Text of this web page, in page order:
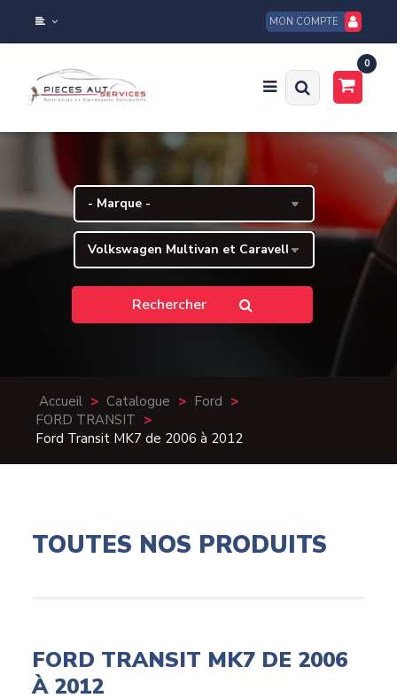
MON COMPTE
0
Accueil > Catalogue > Ford >
FORD TRANSIT >
Ford Transit MK7 de 2006 à 2012
TOUTES NOS PRODUITS
FORD TRANSIT MK7 DE 2006
À 2012